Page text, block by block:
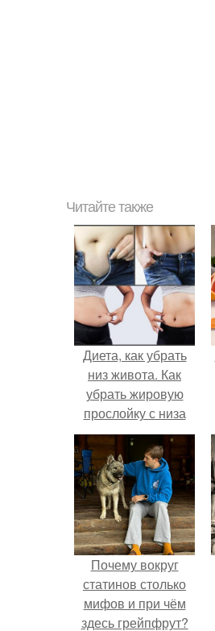
Читайте также
Диета, как убрать
низ живота. Как
убрать жировую
прослойку с низа
живота
Почему вокруг
статинов столько
мифов и при чём
здесь грейпфрут?